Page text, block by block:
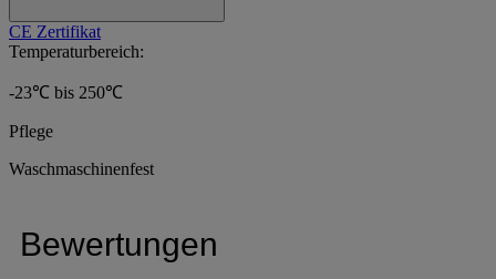
CE Zertifikat
Temperaturbereich:
-23℃ bis 250℃
Pflege
Waschmaschinenfest